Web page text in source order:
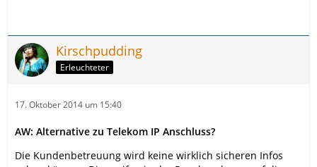
Kirschpudding
Erleuchteter
17. Oktober 2014 um 15:40
AW: Alternative zu Telekom IP Anschluss?
Die Kundenbetreuung wird keine wirklich sicheren Infos